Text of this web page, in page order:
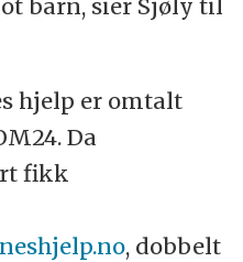
barn, sier Sjøly til
hjelp er omtalt
Da
fikk
, dobbelt